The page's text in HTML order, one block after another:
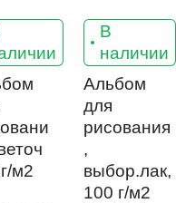
13
м2
В
наличии
Альбом
для
рисования
,
выбор.лак,
100 г/м2